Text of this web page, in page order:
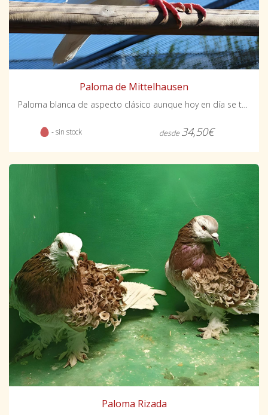
Paloma de Mittelhausen
Paloma blanca de aspecto clásico aunque hoy en día se trabaja para la obtención de nuevos colores.
- sin stock desde 34,50€
Paloma Rizada